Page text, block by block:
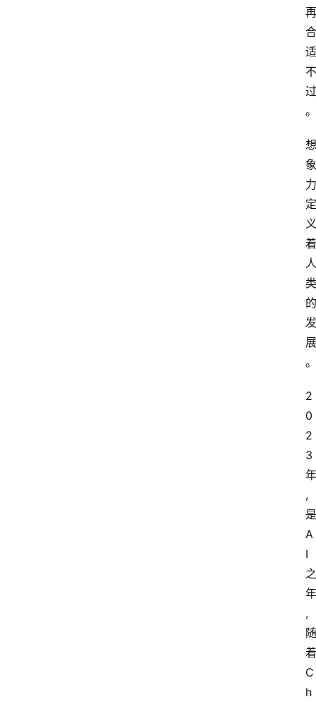
再
合
适
不
过
。
想
象
力
定
义
着
人
类
的
发
展
。
2
0
2
3
年
,
是
A
I
之
年
,
随
着
C
h